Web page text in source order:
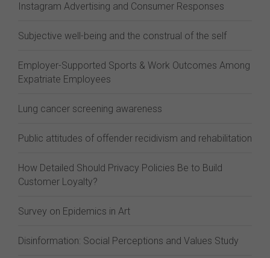
Instagram Advertising and Consumer Responses
Subjective well-being and the construal of the self
Employer-Supported Sports & Work Outcomes Among
Expatriate Employees
Lung cancer screening awareness
Public attitudes of offender recidivism and rehabilitation
How Detailed Should Privacy Policies Be to Build
Customer Loyalty?
Survey on Epidemics in Art
Disinformation: Social Perceptions and Values Study